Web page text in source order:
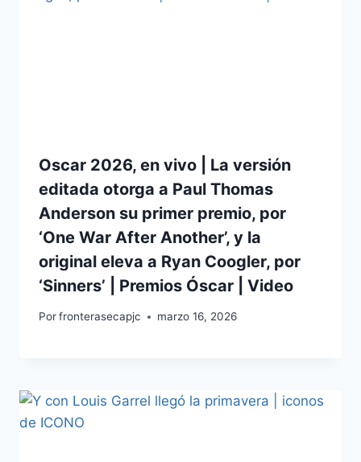
Oscar 2026, en vivo | La versión
editada otorga a Paul Thomas
Anderson su primer premio, por
‘One War After Another’, y la
original eleva a Ryan Coogler, por
‘Sinners’ | Premios Óscar | Video
Porfronterasecapjc marzo 16, 2026